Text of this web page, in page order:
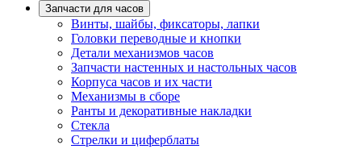
Запчасти для часов
Винты, шайбы, фиксаторы, лапки
Головки переводные и кнопки
Детали механизмов часов
Запчасти настенных и настольных часов
Корпуса часов и их части
Механизмы в сборе
Ранты и декоративные накладки
Стекла
Стрелки и циферблаты